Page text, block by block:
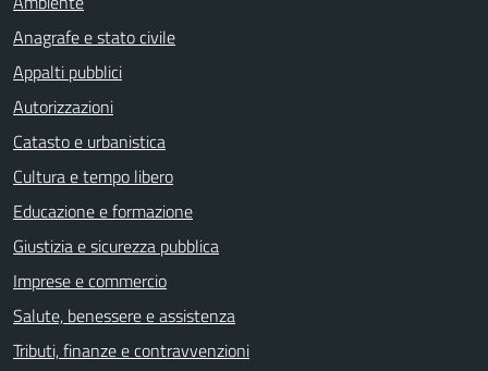
Anagrafe e stato civile
Appalti pubblici
Autorizzazioni
Catasto e urbanistica
Cultura e tempo libero
Educazione e formazione
Giustizia e sicurezza pubblica
Imprese e commercio
Salute, benessere e assistenza
Tributi, finanze e contravvenzioni